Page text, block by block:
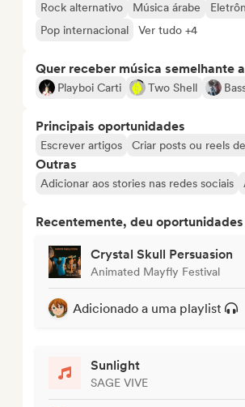
Rock alternativo Música árabe
Pop internacional
Ver tudo +4
Quer receber música semelhante
Playboi Carti Two Shell
Principais oportunidades
Escrever artigos Criar posts ou reels
Outras
Adicionar aos stories nas redes sociais
Recentemente, deu
Crystal Skull Persuasion
Animated Mayfly Festival
Adicionado a uma playlist
Sunlight
SAGE VIVE